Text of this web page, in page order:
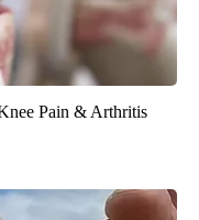
Pain & Arthritis